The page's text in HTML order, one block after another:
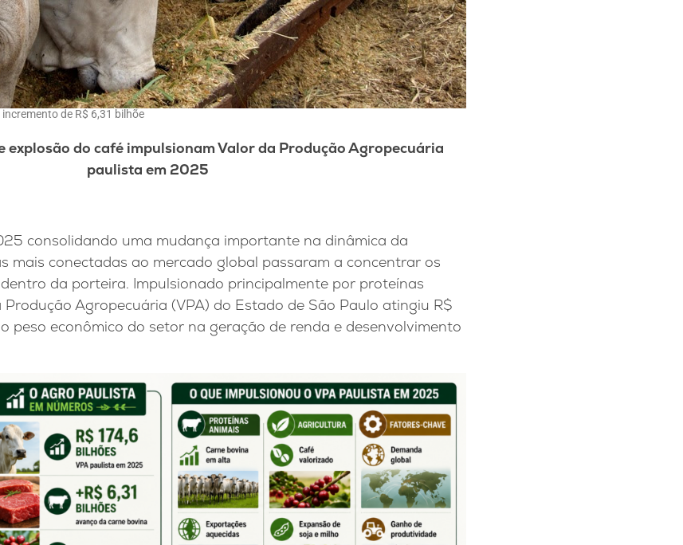
de R$ 6,31 bilhõe
explosão do café impulsionam Valor da Produção Agropecuária
paulista em 2025
consolidando uma mudança importante na dinâmica da
mais conectadas ao mercado global passaram a concentrar os
da porteira. Impulsionado principalmente por proteínas
Produção Agropecuária (VPA) do Estado de São Paulo atingiu R$
peso econômico do setor na geração de renda e desenvolvimento